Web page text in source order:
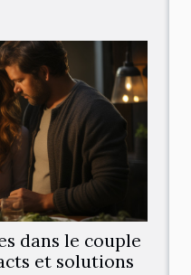
dans le couple
et solutions